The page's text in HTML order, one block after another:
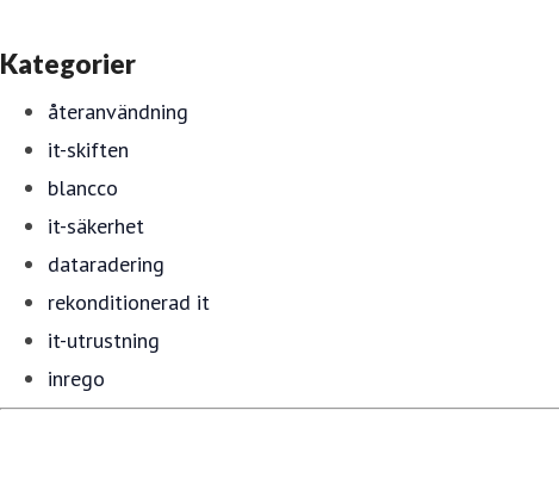
Kategorier
återanvändning
it-skiften
blancco
it-säkerhet
dataradering
rekonditionerad it
it-utrustning
inrego